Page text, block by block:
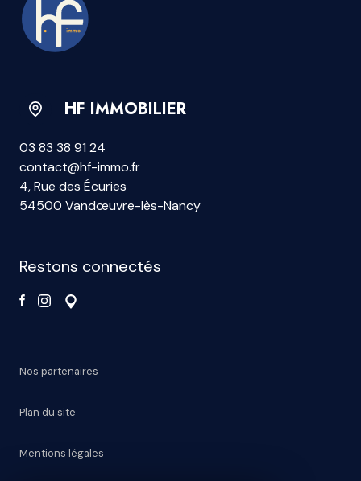
HF IMMOBILIER
03 83 38 91 24
contact@hf-immo.fr
4, Rue des Écuries
54500 Vandœuvre-lès-Nancy
restons connectés
Nos partenaires
Plan du site
Mentions légales